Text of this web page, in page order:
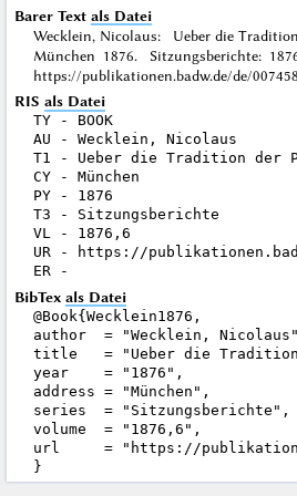
Barer Text als Datei
Wecklein, Nicolaus: Ueber die
München 1876. Sitzungsberichte:
https://publikationen.badw.de/de/
RIS als Datei
TY - BOOK
AU - Wecklein, Nicolaus
T1 - Ueber die Tradition der
CY - München
PY - 1876
T3 - Sitzungsberichte
VL - 1876,6
UR - https://
BibTex als Datei
@Book{Wecklein1876,
author  = "Wecklein,
title   = "Ueber die Tradition
year    = "1876",
address = "München",
series  = "Sitzungsberichte",
volume  = "1876,6",
url     = "https://